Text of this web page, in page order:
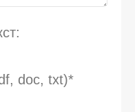
doc, txt)*